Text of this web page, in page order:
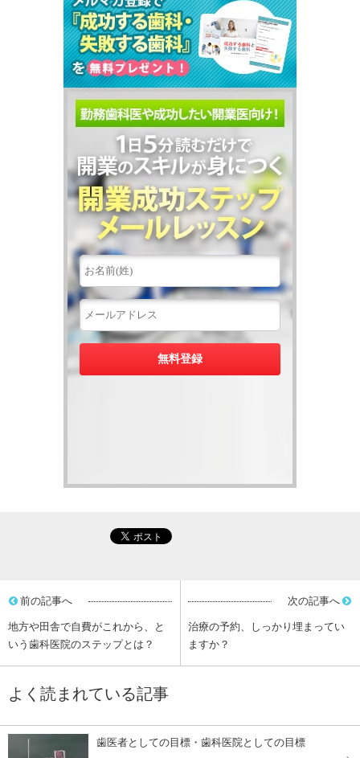
前の記事へ
地方や田舎で自費がこれから、と
いう歯科医院のステップとは？
次の記事へ
治療の予約、しっかり埋まってい
ますか？
よく読まれている記事
歯医者としての目標・歯科医院としての目標